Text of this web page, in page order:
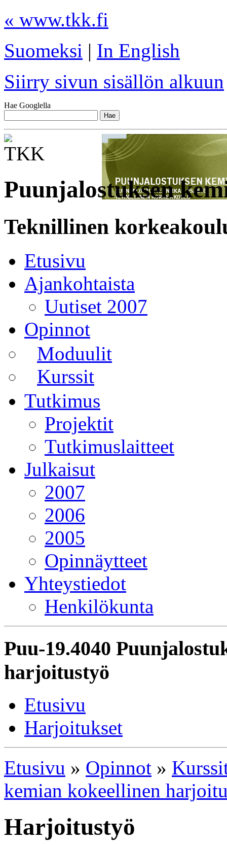
« www.tkk.fi
Suomeksi | In English
Siirry sivun sisällön alkuun
Hae Googlella
Puunjalostuksen
Teknillinen
Etusivu
Ajankohtaista
Uutiset 2007
Opinnot
Moduulit
Kurssit
Tutkimus
Projektit
Tutkimuslaitteet
Julkaisut
2007
2006
2005
Opinnäytteet
Yhteystiedot
Henkilökunta
Puu-19.4040
harjoitustyö
Etusivu
Harjoitukset
Etusivu » Opinnot »
kemian kokeellinen
Harjoitustyö